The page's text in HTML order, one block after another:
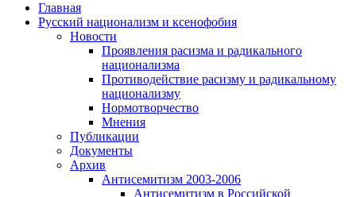
Главная
Русский национализм и ксенофобия
Новости
Проявления расизма и радикального
национализма
Противодействие расизму и радикальному
национализму
Нормотворчество
Мнения
Публикации
Документы
Архив
Антисемитизм 2003-2006
Антисемитизм в Российской